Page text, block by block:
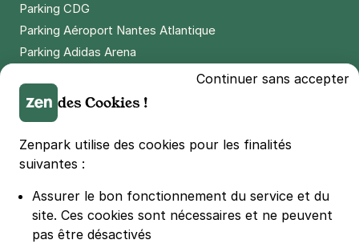
Parking CDG
Parking Aéroport Nantes Atlantique
Parking Adidas Arena
Parking LDLC Arena
Parking Stade Pierre Mauroy
Parking Groupama Stadium
Parking Vélodrome
Parking Bercy
Parking La Défense Arena
Continuer sans accepter
des Cookies !
Zenpark utilise des cookies pour les finalités
suivantes :
Assurer le bon fonctionnement du service et du
site. Ces cookies sont nécessaires et ne peuvent
pas être désactivés